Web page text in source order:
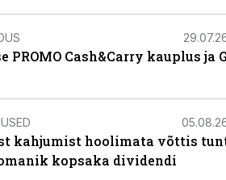
PROMO Cash&Carry kauplus ja
kahjumist hoolimata võttis
kopsaka dividendi